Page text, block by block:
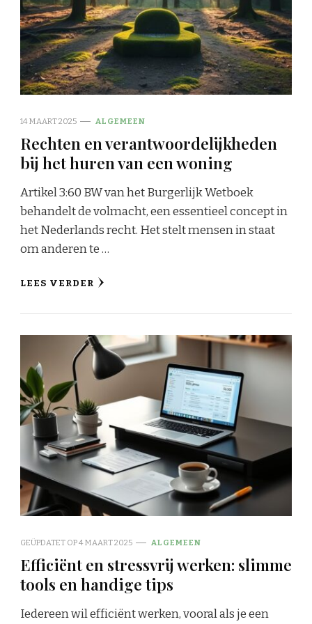
14 MAART 2025 ALGEMEEN
Rechten en verantwoordelijkheden
bij het huren van een woning
Artikel 3:60 BW van het Burgerlijk Wetboek
behandelt de volmacht, een essentieel concept in
het Nederlands recht. Het stelt mensen in staat
om anderen te …
LEES VERDER
GEÜPDATET OP4 MAART 2025 ALGEMEEN
Efficiënt en stressvrij werken: slimme
tools en handige tips
Iedereen wil efficiënt werken, vooral als je een